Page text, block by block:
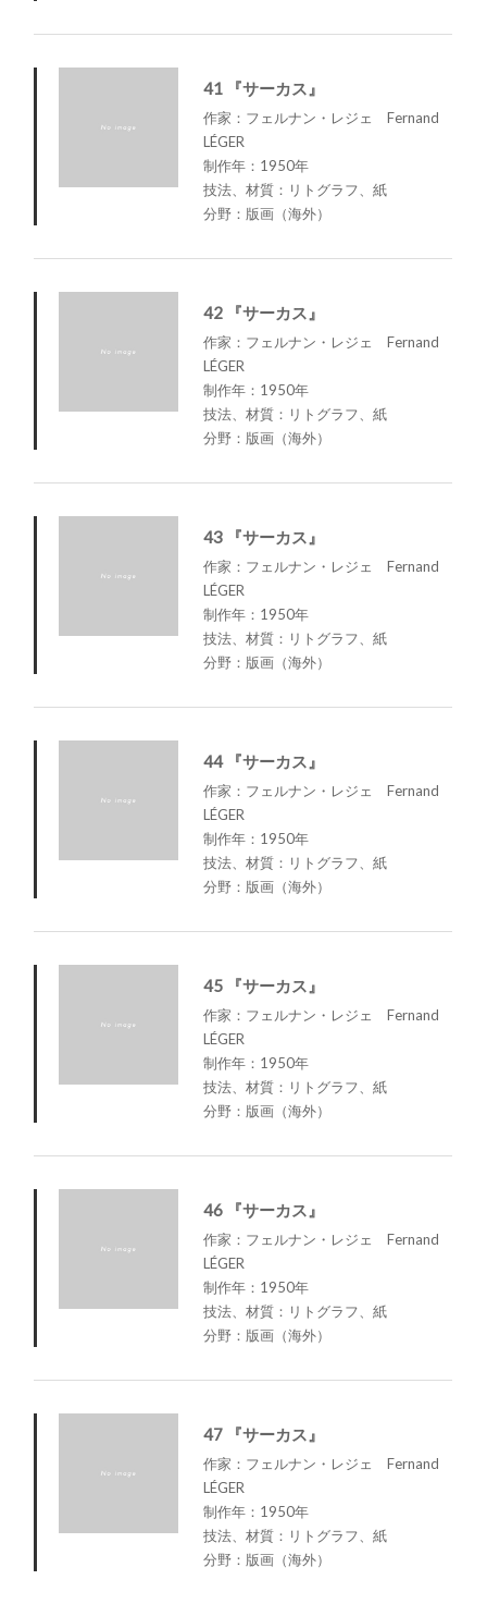
41 『サーカス』
作家：フェルナン・レジェ Fernand
LÉGER
制作年：1950年
技法、材質：リトグラフ、紙
分野：版画（海外）
42 『サーカス』
作家：フェルナン・レジェ Fernand
LÉGER
制作年：1950年
技法、材質：リトグラフ、紙
分野：版画（海外）
43 『サーカス』
作家：フェルナン・レジェ Fernand
LÉGER
制作年：1950年
技法、材質：リトグラフ、紙
分野：版画（海外）
44 『サーカス』
作家：フェルナン・レジェ Fernand
LÉGER
制作年：1950年
技法、材質：リトグラフ、紙
分野：版画（海外）
45 『サーカス』
作家：フェルナン・レジェ Fernand
LÉGER
制作年：1950年
技法、材質：リトグラフ、紙
分野：版画（海外）
46 『サーカス』
作家：フェルナン・レジェ Fernand
LÉGER
制作年：1950年
技法、材質：リトグラフ、紙
分野：版画（海外）
47 『サーカス』
作家：フェルナン・レジェ Fernand
LÉGER
制作年：1950年
技法、材質：リトグラフ、紙
分野：版画（海外）